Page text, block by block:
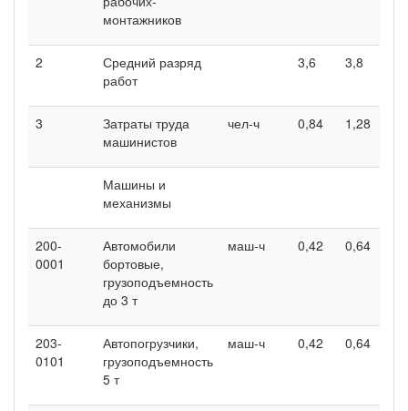
монтажников
2
Средний разряд
работ
3,6 3,8
3
Затраты труда
машинистов
чел-ч 0,84 1,28
Машины и
механизмы
200-
0001
Автомобили
бортовые,
грузоподъемность
до 3 т
маш-ч 0,42 0,64
203-
0101
Автопогрузчики,
грузоподъемность
5 т
маш-ч 0,42 0,64